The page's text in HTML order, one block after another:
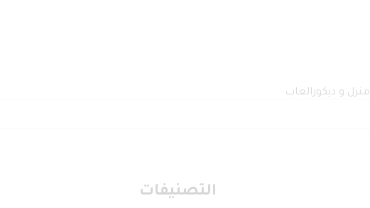
منزل و ديكورالعاب
التصنيفات